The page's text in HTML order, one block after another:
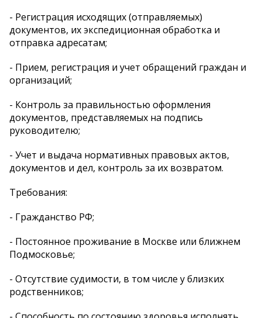
- Регистрация исходящих (отправляемых)
документов, их экспедиционная обработка и
отправка адресатам;
- Прием, регистрация и учет обращений граждан и
организаций;
- Контроль за правильностью оформления
документов, представляемых на подпись
руководителю;
- Учет и выдача нормативных правовых актов,
документов и дел, контроль за их возвратом.
Требования:
- Гражданство РФ;
- Постоянное проживание в Москве или ближнем
Подмосковье;
- Отсутствие судимости, в том числе у близких
родственников;